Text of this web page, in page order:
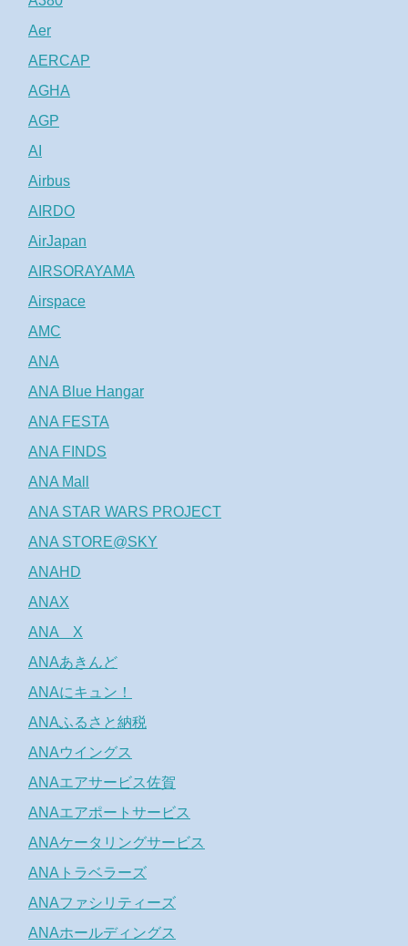
Aer
AERCAP
AGHA
AGP
AI
Airbus
AIRDO
AirJapan
AIRSORAYAMA
Airspace
AMC
ANA
ANA Blue Hangar
ANA FESTA
ANA FINDS
ANA Mall
ANA STAR WARS PROJECT
ANA STORE@SKY
ANAHD
ANAX
ANA X
ANAあきんど
ANAにキュン！
ANAふるさと納税
ANAウイングス
ANAエアサービス佐賀
ANAエアポートサービス
ANAケータリングサービス
ANAトラベラーズ
ANAファシリティーズ
ANAホールディングス